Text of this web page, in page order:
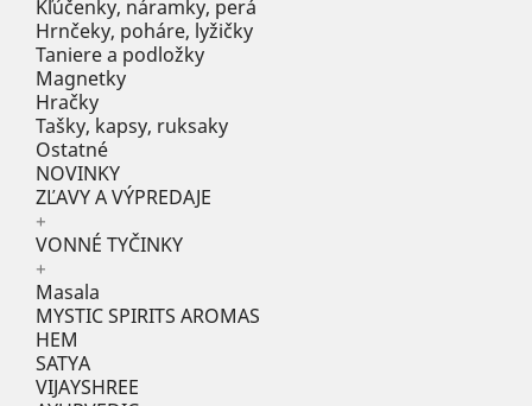
Kľúčenky, náramky, perá
Hrnčeky, poháre, lyžičky
Taniere a podložky
Magnetky
Hračky
Tašky, kapsy, ruksaky
Ostatné
NOVINKY
ZĽAVY A VÝPREDAJE
+
VONNÉ TYČINKY
+
Masala
MYSTIC SPIRITS AROMAS
HEM
SATYA
VIJAYSHREE